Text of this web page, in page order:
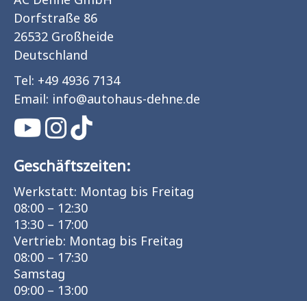
Dorfstraße 86
26532 Großheide
Deutschland
Tel: +49 4936 7134
Email: info@autohaus-dehne.de
Geschäftszeiten:
Werkstatt: Montag bis Freitag
08:00 – 12:30
13:30 – 17:00
Vertrieb: Montag bis Freitag
08:00 – 17:30
Samstag
09:00 – 13:00